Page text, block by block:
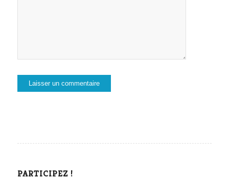
PARTICIPEZ !